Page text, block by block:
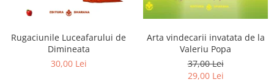
Rugaciunile Luceafarului de
Dimineata
30,00 Lei
Arta vindecarii invatata de la
Valeriu Popa
37,00 Lei
29,00 Lei